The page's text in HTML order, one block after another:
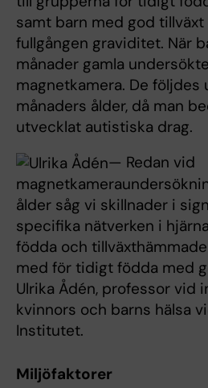
samt barn med god
fullgången graviditet. När
månader gamla
magnetkamera. De följdes
månaders ålder, då man
utvecklat autistiska drag.
— Redan vid
ålder såg vi skillnader i
specifika nätverken i
födda och
med för tidigt födda med
Ulrika Ådén, professor vid
kvinnors och barns hälsa
Institutet.
Miljöfaktorer